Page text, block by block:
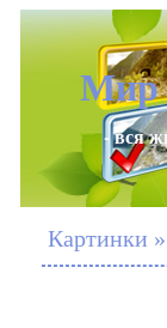
Мир
- вся
Картинки